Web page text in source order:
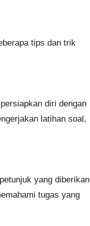
tips dan trik
diri dengan
latihan soal,
yang diberikan
tugas yang